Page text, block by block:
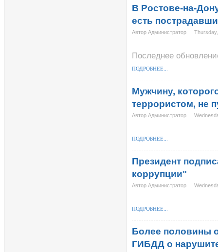
В Ростове-на-
есть
Автор Администратор
Последнее
ПОДРОБНЕЕ...
Мужчину,
террористом, не
Автор Администратор
ПОДРОБНЕЕ...
Президент
коррупции"
Автор Администратор
ПОДРОБНЕЕ...
Более половины
ГИБДД о